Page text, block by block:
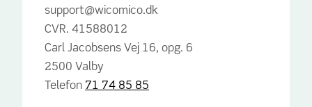
support@wicomico.dk
CVR. 41588012
Carl Jacobsens Vej 16, opg. 6
2500 Valby
Telefon 71 74 85 85